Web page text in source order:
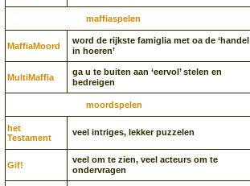
maffiaspelen
MaffiaMoord
word de rijkste famiglia met oa de ‘handel
in hoeren’
MultiMaffia
ga u te buiten aan ‘eervol’ stelen en
bedreigen
moordspelen
het
Testament
veel intriges, lekker puzzelen
Gif!
veel om te zien, veel acteurs om te
ondervragen